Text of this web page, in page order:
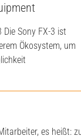
Die Sony FX-3 ist
Ökosystem, um
es heißt: